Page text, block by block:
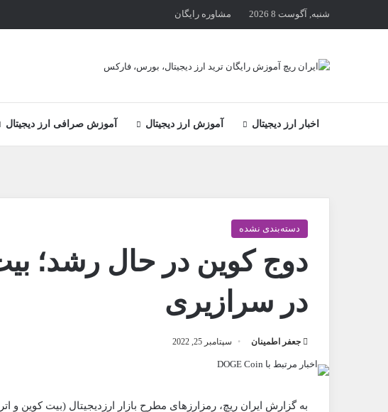
شنبه, آگوست 8 2026 مشاوره رایگان
اخبار ارز دیجیتال آموزش ارز دیجیتال آموزش صرافی ارز دیجیتال
دسته‌بندی نشده
دوج کوین در حال رشد؛
در سرازیری
جعفر اطمینان سپتامبر 25, 2022
به گزارش ایران ریچ، رمزارزهای مطرح بازار ارزدیجیتال (بیت کوین و